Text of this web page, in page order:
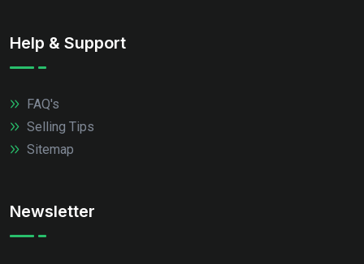
Help & Support
FAQ's
Selling Tips
Sitemap
Newsletter